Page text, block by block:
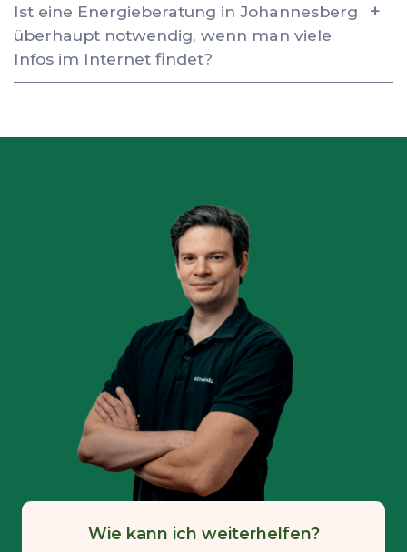
Ist eine Energieberatung in Johannesberg
überhaupt notwendig, wenn man viele
Infos im Internet findet?
Wie kann ich weiterhelfen?